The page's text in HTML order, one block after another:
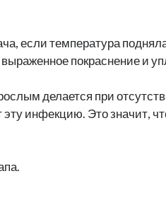
если температура
покраснение и
делается при
инфекцию. Это значит,